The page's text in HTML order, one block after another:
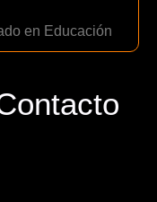
en Educación